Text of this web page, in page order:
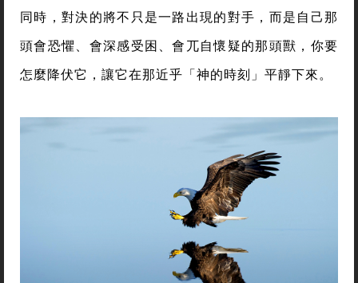
同時，對決的將不只是一路出現的對手，而是自己那
頭會恐懼、會深感受困、會兀自懷疑的那頭獸，你要
怎麼降伏它，讓它在那近乎「神的時刻」平靜下來。